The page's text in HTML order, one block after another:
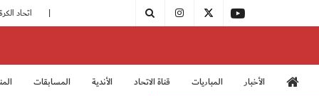
اتحاد الكرة يُشارك في الكونغرس الآسيوي الـ 36 |
الأخبار المباريات قناة الاتحاد الأندية المسابقات